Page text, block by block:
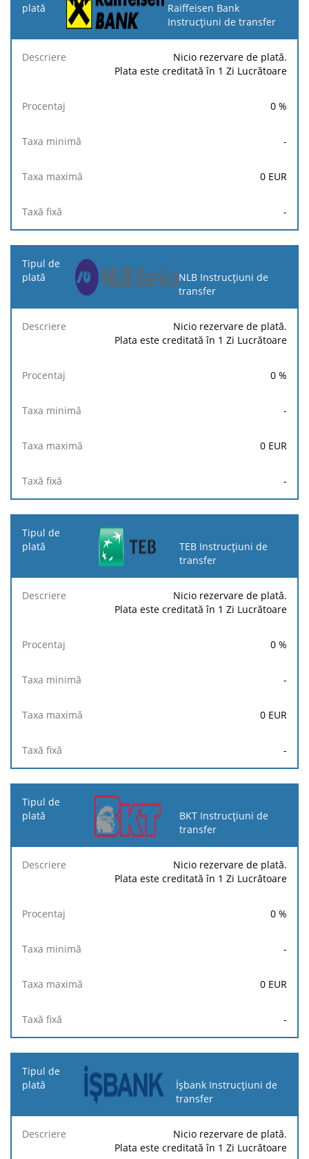
Raiffeisen Bank
Instrucțiuni de transfer
Nicio rezervare de plată.
Plata este creditată în 1 Zi Lucrătoare
0 %
-
0 EUR
-
NLB Instrucțiuni de
transfer
Nicio rezervare de plată.
Plata este creditată în 1 Zi Lucrătoare
0 %
-
0 EUR
-
TEB Instrucțiuni de
transfer
Nicio rezervare de plată.
Plata este creditată în 1 Zi Lucrătoare
0 %
-
0 EUR
-
BKT Instrucțiuni de
transfer
Nicio rezervare de plată.
Plata este creditată în 1 Zi Lucrătoare
0 %
-
0 EUR
-
İşbank Instrucțiuni de
transfer
Nicio rezervare de plată.
Plata este creditată în 1 Zi Lucrătoare